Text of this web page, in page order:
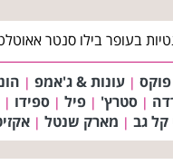
בעופר בילו סנטר
פוקס | עונות & ג'אמפ |
| סטרץ' | פיל | ספידו |
קל גב | מארק שנטל |